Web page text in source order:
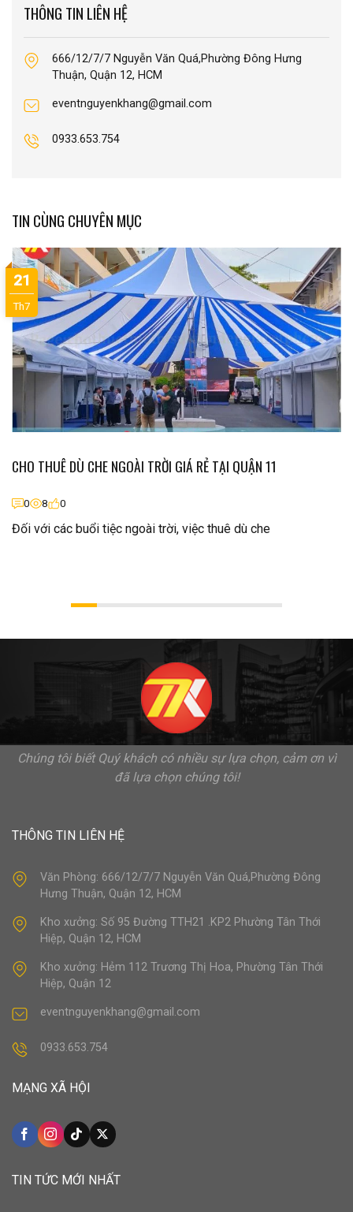
THÔNG TIN LIÊN HỆ
666/12/7/7 Nguyễn Văn Quá,Phường Đông Hưng
Thuận, Quận 12, HCM
eventnguyenkhang@gmail.com
0933.653.754
TIN CÙNG CHUYÊN MỤC
CHO THUÊ DÙ CHE NGOÀI TRỜI GIÁ RẺ TẠI QUẬN 11
0 8 0
Đối với các buổi tiệc ngoài trời, việc thuê dù che
21
Th7
Chúng tôi biết Quý khách có nhiều sự lựa chọn, cảm ơn vì
đã lựa chọn chúng tôi!
THÔNG TIN LIÊN HỆ
Văn Phòng: 666/12/7/7 Nguyễn Văn Quá,Phường Đông
Hưng Thuận, Quận 12, HCM
Kho xưởng: Số 95 Đường TTH21 .KP2 Phường Tân Thới
Hiệp, Quận 12, HCM
Kho xưởng: Hẻm 112 Trương Thị Hoa, Phường Tân Thới
Hiệp, Quận 12
eventnguyenkhang@gmail.com
0933.653.754
MẠNG XÃ HỘI
TIN TỨC MỚI NHẤT